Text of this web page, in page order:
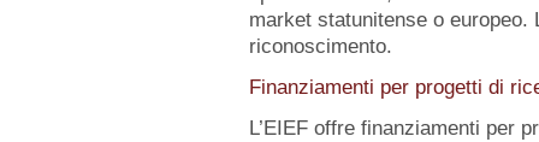
market statunitense o europeo.
riconoscimento.
Finanziamenti per progetti di
L’EIEF offre finanziamenti per